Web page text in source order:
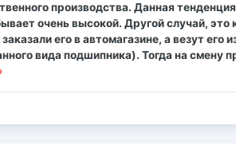
производства. Данная
очень высокой. Другой случай,
его в автомагазине, а везут его
вида подшипника). Тогда на смену